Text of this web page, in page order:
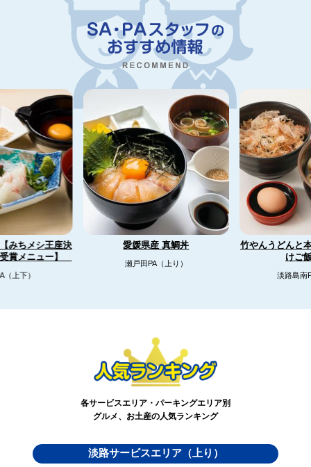
みちメシ王座決
賞メニュー】
（上下）
愛媛県産 真鯛丼
瀬戸田PA（上り）
竹やんうどんと
けご
淡路島南
各サービスエリア・パーキングエリア別
グルメ、お土産の人気ランキング
淡路サービスエリア（上り）